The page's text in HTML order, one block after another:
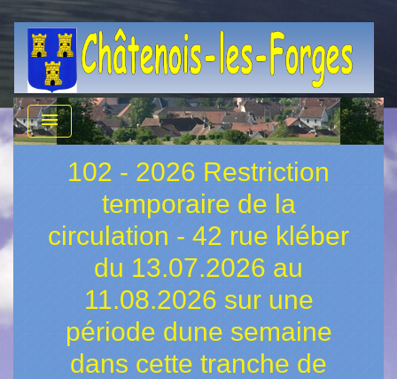
menu
102 - 2026 Restriction
temporaire de la
circulation - 42 rue kléber
du 13.07.2026 au
11.08.2026 sur une
période dune semaine
dans cette tranche de